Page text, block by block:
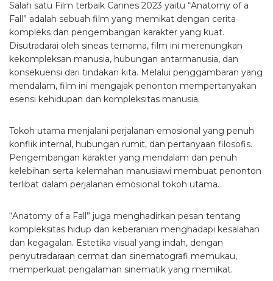
Salah satu Film terbaik Cannes 2023 yaitu “Anatomy of a
Fall” adalah sebuah film yang memikat dengan cerita
kompleks dan pengembangan karakter yang kuat.
Disutradarai oleh sineas ternama, film ini merenungkan
kekompleksan manusia, hubungan antarmanusia, dan
konsekuensi dari tindakan kita. Melalui penggambaran yang
mendalam, film ini mengajak penonton mempertanyakan
esensi kehidupan dan kompleksitas manusia.
Tokoh utama menjalani perjalanan emosional yang penuh
konflik internal, hubungan rumit, dan pertanyaan filosofis.
Pengembangan karakter yang mendalam dan penuh
kelebihan serta kelemahan manusiawi membuat penonton
terlibat dalam perjalanan emosional tokoh utama.
“Anatomy of a Fall” juga menghadirkan pesan tentang
kompleksitas hidup dan keberanian menghadapi kesalahan
dan kegagalan. Estetika visual yang indah, dengan
penyutradaraan cermat dan sinematografi memukau,
memperkuat pengalaman sinematik yang memikat.